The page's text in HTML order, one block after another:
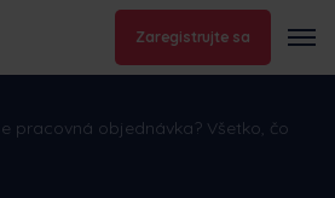
Zaregistrujte sa
pracovná objednávka? Všetko, čo